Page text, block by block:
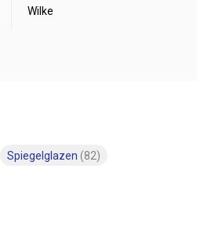
Wilke
Spiegelglazen (82)